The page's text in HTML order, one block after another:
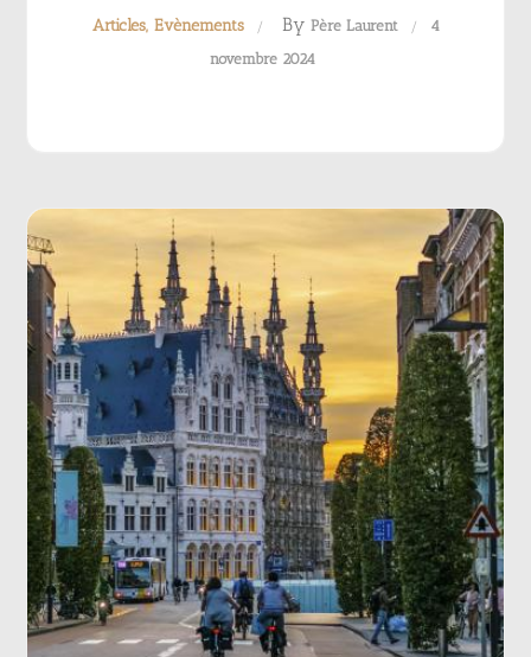
Articles Evènements By Père Laurent
4
novembre 2024